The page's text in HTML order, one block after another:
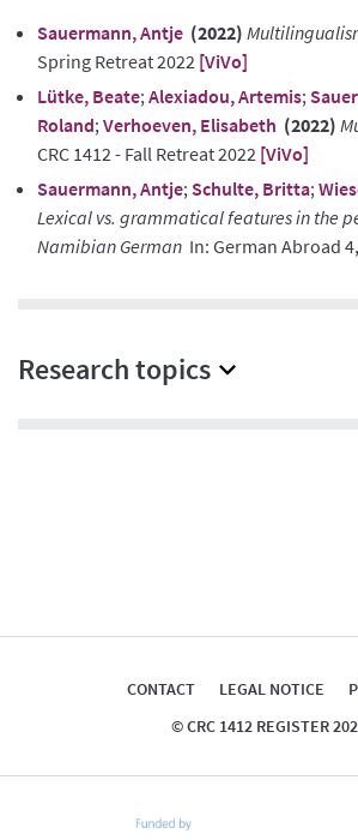
Sauermann, Antje (2022)
Spring Retreat 2022 [ViVo]
Lütke, Beate;Alexiadou, Artemis;
Roland;Verhoeven, Elisabeth (2022)
CRC 1412 - Fall Retreat 2022 [ViVo]
Sauermann, Antje;Schulte, Britta;
Lexical vs. grammatical features in the
Namibian German In: German Abroad
Research topics
CONTACT LEGAL NOTICE
© CRC 1412 REGISTER